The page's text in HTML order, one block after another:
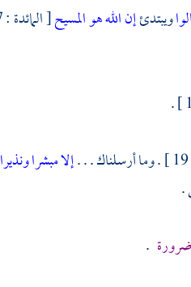
ويبتدئإن الله هو المسيح
. إلا مبشرا ونذيرا
.
.